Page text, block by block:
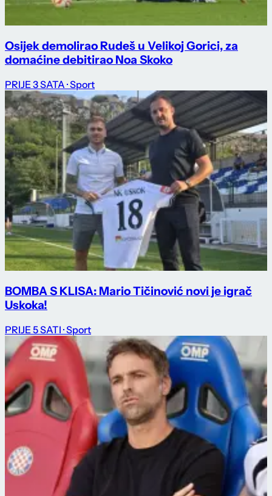
Osijek demolirao Rudeš u Velikoj Gorici, za
domaćine debitirao Noa Skoko
PRIJE 3 SATA · Sport
BOMBA S KLISA: Mario Tičinović novi je igrač
Uskoka!
PRIJE 5 SATI · Sport